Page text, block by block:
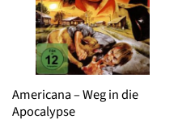
Americana – Weg in die
Apocalypse